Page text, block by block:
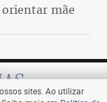
orientar mãe
sites. Ao utilizar